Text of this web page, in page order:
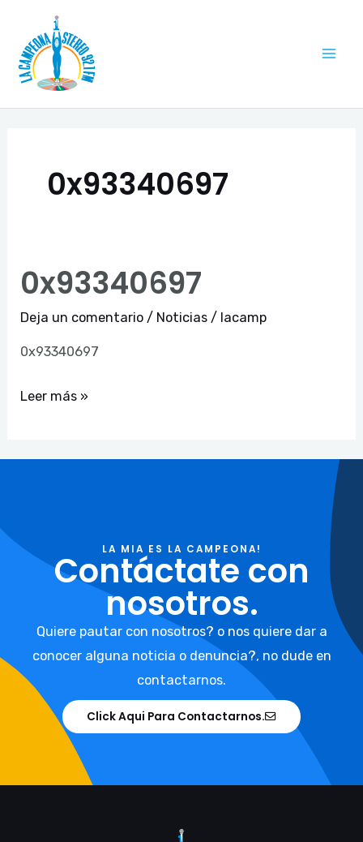
contenido
0x93340697
0x93340697
Deja un comentario / Noticias / lacamp
0x93340697
0x93340697
Leer más »
LA MIA ES LA CAMPEONA!
Contáctate con
nosotros.
Quiere pautar con nosotros? o nos quiere dar a
conocer alguna noticia o denuncia?, no dude en
contactarnos.
Click Aqui Para Contactarnos.